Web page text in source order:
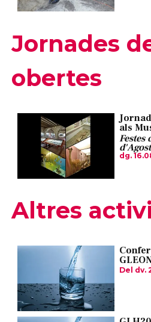
Jornades
obertes
als
Festes
d'Agost
dg.
Altres
Del dv.